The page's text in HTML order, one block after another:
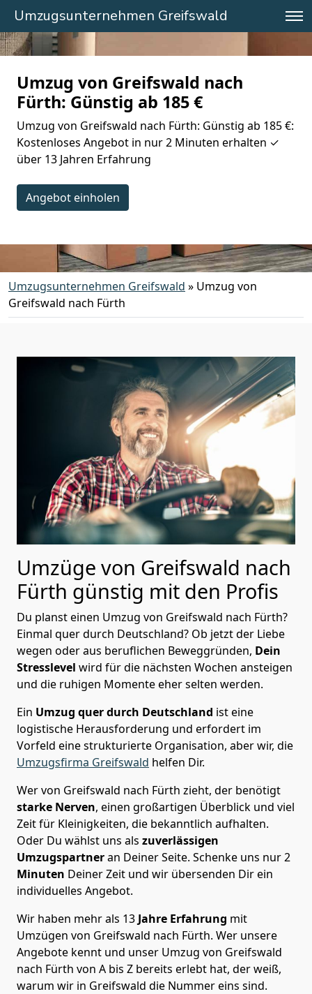
Umzugsunternehmen Greifswald
Umzug von Greifswald nach
Fürth: Günstig ab 185 €
Umzug von Greifswald nach Fürth: Günstig ab 185 €:
Kostenloses Angebot in nur 2 Minuten erhalten ✓
über 13 Jahren Erfahrung
Angebot einholen
Umzugsunternehmen Greifswald » Umzug von
Greifswald nach Fürth
Umzüge von Greifswald nach
Fürth günstig mit den Profis
Du planst einen Umzug von Greifswald nach Fürth?
Einmal quer durch Deutschland? Ob jetzt der Liebe
wegen oder aus beruflichen Beweggründen, Dein
Stresslevel wird für die nächsten Wochen ansteigen
und die ruhigen Momente eher selten werden.
Ein Umzug quer durch Deutschland ist eine
logistische Herausforderung und erfordert im
Vorfeld eine strukturierte Organisation, aber wir, die
Umzugsfirma Greifswald helfen Dir.
Wer von Greifswald nach Fürth zieht, der benötigt
starke Nerven, einen großartigen Überblick und viel
Zeit für Kleinigkeiten, die bekanntlich aufhalten.
Oder Du wählst uns als zuverlässigen
Umzugspartneran Deiner Seite. Schenke uns nur2
Minuten Deiner Zeit und wir übersenden Dir ein
individuelles Angebot.
Wir haben mehr als 13 Jahre Erfahrung mit
Umzügen von Greifswald nach Fürth. Wer unsere
Angebote kennt und unser Umzug von Greifswald
nach Fürth von A bis Z bereits erlebt hat, der weiß,
warum wir in Greifswald die Nummer eins sind.